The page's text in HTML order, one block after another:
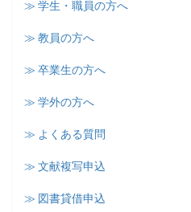
≫ 学生・職員の方へ
≫ 教員の方へ
≫ 卒業生の方へ
≫ 学外の方へ
≫ よくある質問
≫ 文献複写申込
≫ 図書貸借申込